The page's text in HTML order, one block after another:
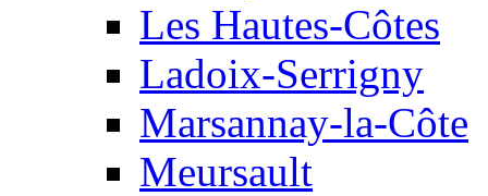
Les Hautes-Côtes
Ladoix-Serrigny
Marsannay-la-Côte
Meursault